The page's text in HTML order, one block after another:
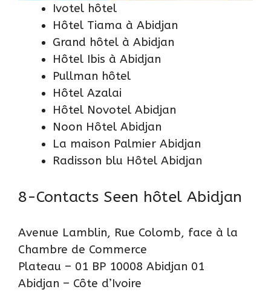
Ivotel hôtel
Hôtel Tiama à Abidjan
Grand hôtel à Abidjan
Hôtel Ibis à Abidjan
Pullman hôtel
Hôtel Azalai
Hôtel Novotel Abidjan
Noon Hôtel Abidjan
La maison Palmier Abidjan
Radisson blu Hôtel Abidjan
8-Contacts Seen hôtel Abidjan
Avenue Lamblin, Rue Colomb, face à la
Chambre de Commerce
Plateau – 01 BP 10008 Abidjan 01
Abidjan – Côte d’Ivoire